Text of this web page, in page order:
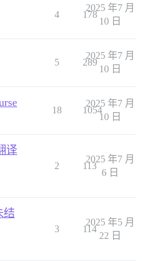
4 178
2025 年7 月
10 日
5 289
2025 年7 月
10 日
18 1054
2025 年7 月
10 日
译
2 113
2025 年7 月
6 日
结
3 114
2025 年5 月
22 日